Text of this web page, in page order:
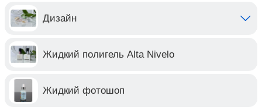
Дизайн
Жидкий полигель Alta Nivelo
Жидкий фотошоп